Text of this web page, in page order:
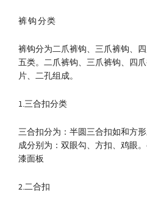
裤钩分类
裤钩分为二爪裤钩、三爪裤钩、
五类。二爪裤钩、三爪裤钩、四
片、二孔组成。
1.三合扣分类
三合扣分为：半圆三合扣如和方
成分别为：双眼勾、方扣、鸡眼
漆面板
2.二合扣